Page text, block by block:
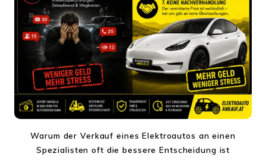
Warum der Verkauf eines Elektroautos an einen
Spezialisten oft die bessere Entscheidung ist